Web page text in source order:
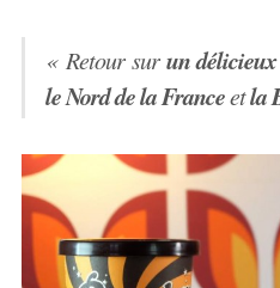
« Retour surun
le Nord de la Franceetla